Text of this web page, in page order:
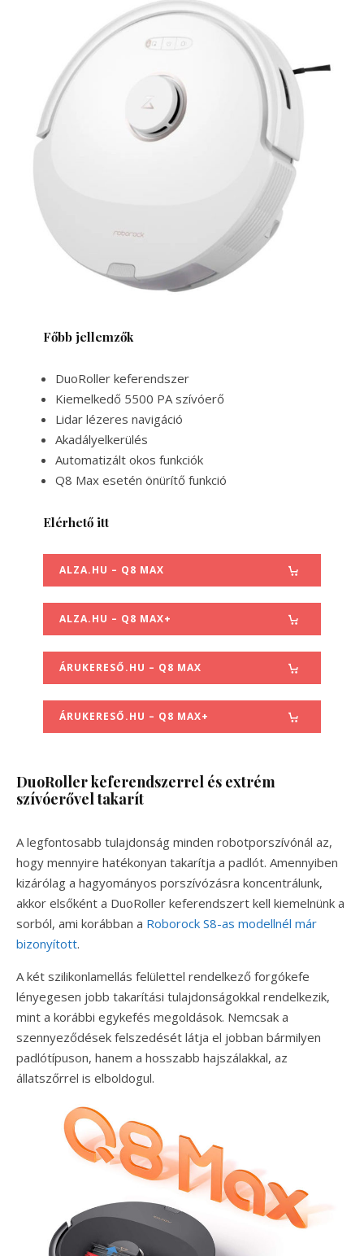
Főbb jellemzők
DuoRoller keferendszer
Kiemelkedő 5500 PA szívóerő
Lidar lézeres navigáció
Akadályelkerülés
Automatizált okos funkciók
Q8 Max esetén önürítő funkció
Elérhető itt
ALZA.HU – Q8 MAX
ALZA.HU – Q8 MAX+
ÁRUKERESŐ.HU – Q8 MAX
ÁRUKERESŐ.HU – Q8 MAX+
DuoRoller keferendszerrel és extrém
szívóerővel takarít
A legfontosabb tulajdonság minden robotporszívónál az,
hogy mennyire hatékonyan takarítja a padlót. Amennyiben
kizárólag a hagyományos porszívózásra koncentrálunk,
akkor elsőként a DuoRoller keferendszert kell kiemelnünk a
sorból, ami korábban a Roborock S8-as modellnél már
bizonyított.
A két szilikonlamellás felülettel rendelkező forgókefe
lényegesen jobb takarítási tulajdonságokkal rendelkezik,
mint a korábbi egykefés megoldások. Nemcsak a
szennyeződések felszedését látja el jobban bármilyen
padlótípuson, hanem a hosszabb hajszálakkal, az
állatszőrrel is elboldogul.